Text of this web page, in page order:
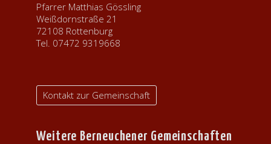
Pfarrer Matthias Gössling
Weißdornstraße 21
72108 Rottenburg
Tel. 07472 9319668
Kontakt zur Gemeinschaft
Weitere Berneuchener Gemeinschaften